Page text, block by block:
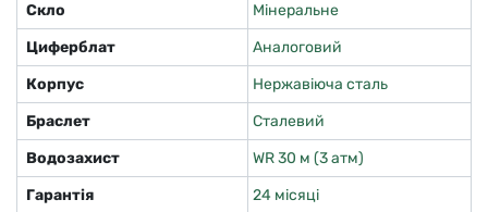
Скло
Мінеральне
Циферблат
Аналоговий
Корпус
Нержавіюча сталь
Браслет
Сталевий
Водозахист
WR 30 м (3 атм)
Гарантія
24 місяці